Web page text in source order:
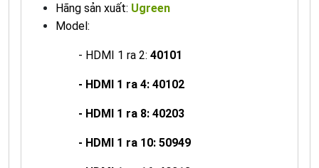
Hãng sản xuất: Ugreen
Model:
- HDMI 1 ra 2: 40101
- HDMI 1 ra 4: 40102
- HDMI 1 ra 8: 40203
- HDMI 1 ra 10: 50949